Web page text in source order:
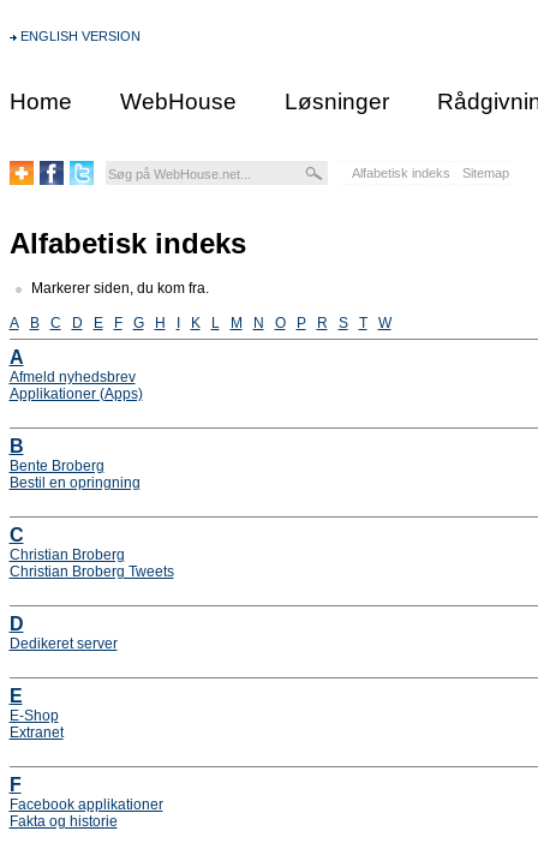
ENGLISH VERSION
Home WebHouse Løsninger
Alfabetisk indeks Sitemap
Alfabetisk indeks
Markerer siden, du kom fra.
A B C D E F G H K L M N O P R S T W
A
Afmeld nyhedsbrev
Applikationer (Apps)
B
Bente Broberg
Bestil en opringning
C
Christian Broberg
Christian Broberg Tweets
D
Dedikeret server
E
E-Shop
Extranet
F
Facebook applikationer
Fakta og historie